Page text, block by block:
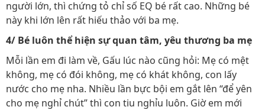
người lớn, thì chứng tỏ chỉ số EQ bé rất cao. Những bé
này khi lớn lên rất hiếu thảo với ba mẹ.
4/ Bé luôn thể hiện sự quan tâm, yêu thương ba mẹ
Mỗi lần em đi làm về, Gấu lúc nào cũng hỏi: Mẹ có mệt
không, mẹ có đói không, mẹ có khát không, con lấy
nước cho mẹ nha. Nhiều lần bực bội em gắt lên “để yên
cho mẹ nghỉ chút” thì con tiu nghỉu luôn. Giờ em mới